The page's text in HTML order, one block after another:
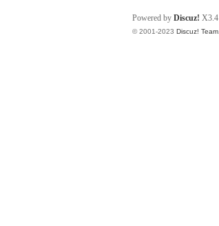
Powered by Discuz! X3.4
© 2001-2023 Discuz! Team